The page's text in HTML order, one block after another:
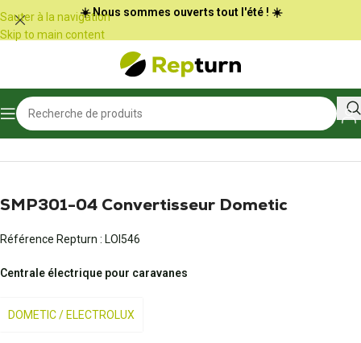
Panneau de gestion des cookies
Sauter à la navigation
Skip to main content
☀️ Nous sommes ouverts tout l'été ! ☀️
Accueil Bloc électrique et chargeur de batterie
SMP301-04 Convertisseur Dometic
Référence Repturn : LOI546
Centrale électrique pour caravanes
DOMETIC / ELECTROLUX